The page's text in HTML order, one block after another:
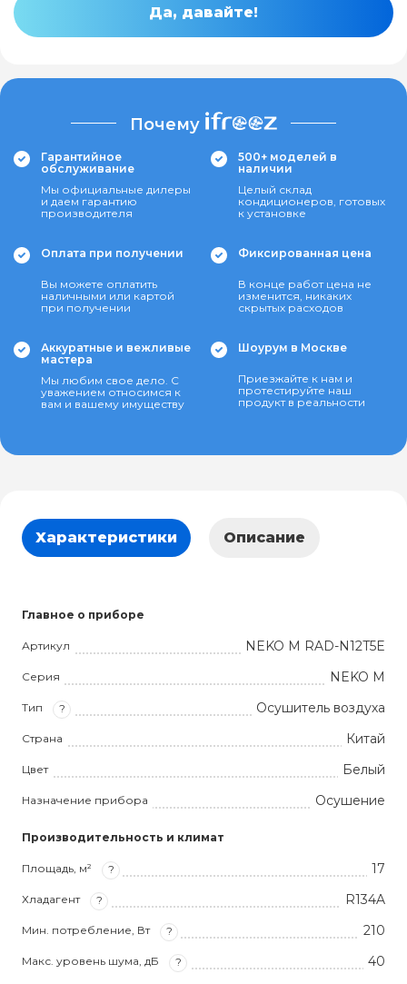
Да, давайте!
Почему
Гарантийное
обслуживание
Мы официальные дилеры
и даем гарантию
производителя
500+ моделей в
наличии
Целый склад
кондиционеров, готовых
к установке
Оплата при получении
Вы можете оплатить
наличными или картой
при получении
Фиксированная цена
В конце работ цена не
изменится, никаких
скрытых расходов
Аккуратные и вежливые
мастера
Мы любим свое дело. С
уважением относимся к
вам и вашему имуществу
Шоурум в Москве
Приезжайте к нам и
протестируйте наш
продукт в реальности
Характеристики Описание
Главное о приборе
Артикул NEKO M RAD-N12T5E
Серия NEKO M
Тип ? Осушитель воздуха
Страна Китай
Цвет Белый
Назначение прибора Осушение
Производительность и климат
Площадь, м² ? 17
Хладагент ? R134A
Мин. потребление, Вт ? 210
Макс. уровень шума, дБ ? 40